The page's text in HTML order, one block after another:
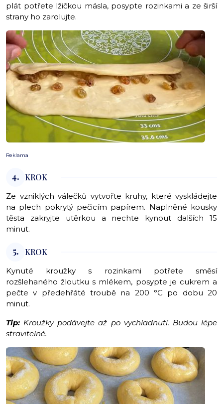
plát potřete lžičkou másla, posypte rozinkami a ze širší
strany ho zarolujte.
Reklama
4. KROK
Ze vzniklých válečků vytvořte kruhy, které vyskládejte
na plech pokrytý pečicím papírem. Naplněné kousky
těsta zakryjte utěrkou a nechte kynout dalších 15
minut.
5. KROK
Kynuté kroužky s rozinkami potřete směsí
rozšlehaného žloutku s mlékem, posypte je cukrem a
pečte v předehřáté troubě na 200 °C po dobu 20
minut.
Tip: Kroužky podávejte až po vychladnutí. Budou lépe
stravitelné.